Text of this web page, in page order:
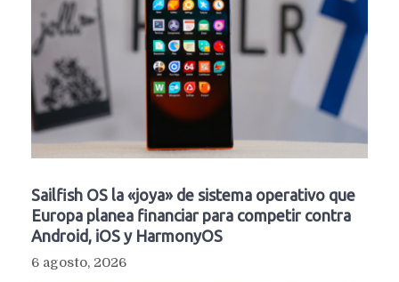
Sailfish OS la «joya» de sistema operativo que
Europa planea financiar para competir contra
Android, iOS y HarmonyOS
6 agosto, 2026